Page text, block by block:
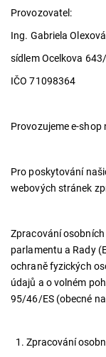
Provozovatel:
Ing. Gabriela Olexová
sídlem Ocelkova
IČO 71098364
Provozujeme e-shop
Pro poskytování
webových stránek
Zpracování
parlamentu a Rady
ochraně fyzických
údajů a o volném
95/46/ES (obecné
Zpracování